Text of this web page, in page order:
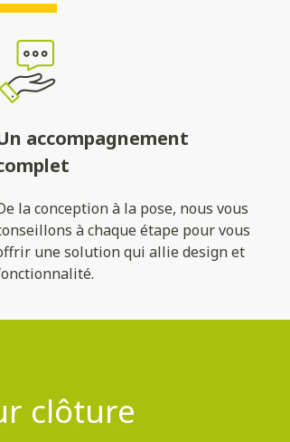
accompagnement
la conception à la pose, nous vous
à chaque étape pour vous
une solution qui allie design et
clôture